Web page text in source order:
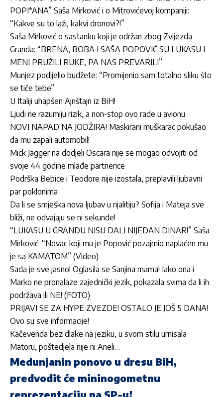
POPI*ANA” Saša Mirković i o Mitrovićevoj kompaniji:
“Kakve su to laži, kakvi dronovi?!”
Saša Mirković o sastanku koji je održan zbog Zvijezda
Granda: “BRENA, BOBA I SAŠA POPOVIĆ SU LUKASU I
MENI PRUŽILI RUKE, PA NAS PREVARILI”
Munjez podijelio budžete: “Promijenio sam totalno sliku što
se tiče tebe”
U Italiji uhapšen Ajnštajn iz BiH!
Ljudi ne razumiju rizik, a non-stop ovo rade u avionu
NOVI NAPAD NA JODŽIRA! Maskirani muškarac pokušao
da mu zapali automobil!
Mick Jagger na dodjeli Oscara nije se mogao odvojiti od
svoje 44 godine mlađe partnerice
Podrška Bebice i Teodore nije izostala, preplavili ljubavni
par poklonima
Da li se smješka nova ljubav u rijalitiju? Sofija i Mateja sve
bliži, ne odvajaju se ni sekunde!
“LUKASU U GRANDU NISU DALI NIJEDAN DINAR!” Saša
Mirković: “Novac koji mu je Popović pozajmio naplaćen mu
je sa KAMATOM” (Video)
Sada je sve jasno! Oglasila se Sanjina mama! Iako ona i
Marko ne pronalaze zajednički jezik, pokazala svima da li ih
podržava ili NE! (FOTO)
PRIJAVI SE ZA HYPE ZVEZDE! OSTALO JE JOŠ 5 DANA!
Ovo su sve informacije!
Kačevenda bez dlake na jeziku, u svom stilu urnisala
Matoru, poštedjela nije ni Aneli…
Medunjanin ponovo u dresu BiH,
predvodit će mininogometnu
reprezentaciju na SP-u!